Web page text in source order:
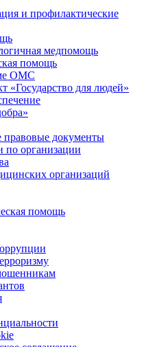
и профилактические
медпомощь
помощь
ОМС
«Государство для людей»
документы
по организации
организаций
помощь